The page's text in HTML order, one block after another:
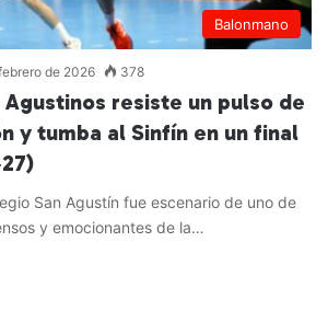
Balonmano
de 2026 378
Agustinos resiste un pulso de
y tumba al Sinfín en un final
San Agustín fue escenario de uno de
y emocionantes de la…